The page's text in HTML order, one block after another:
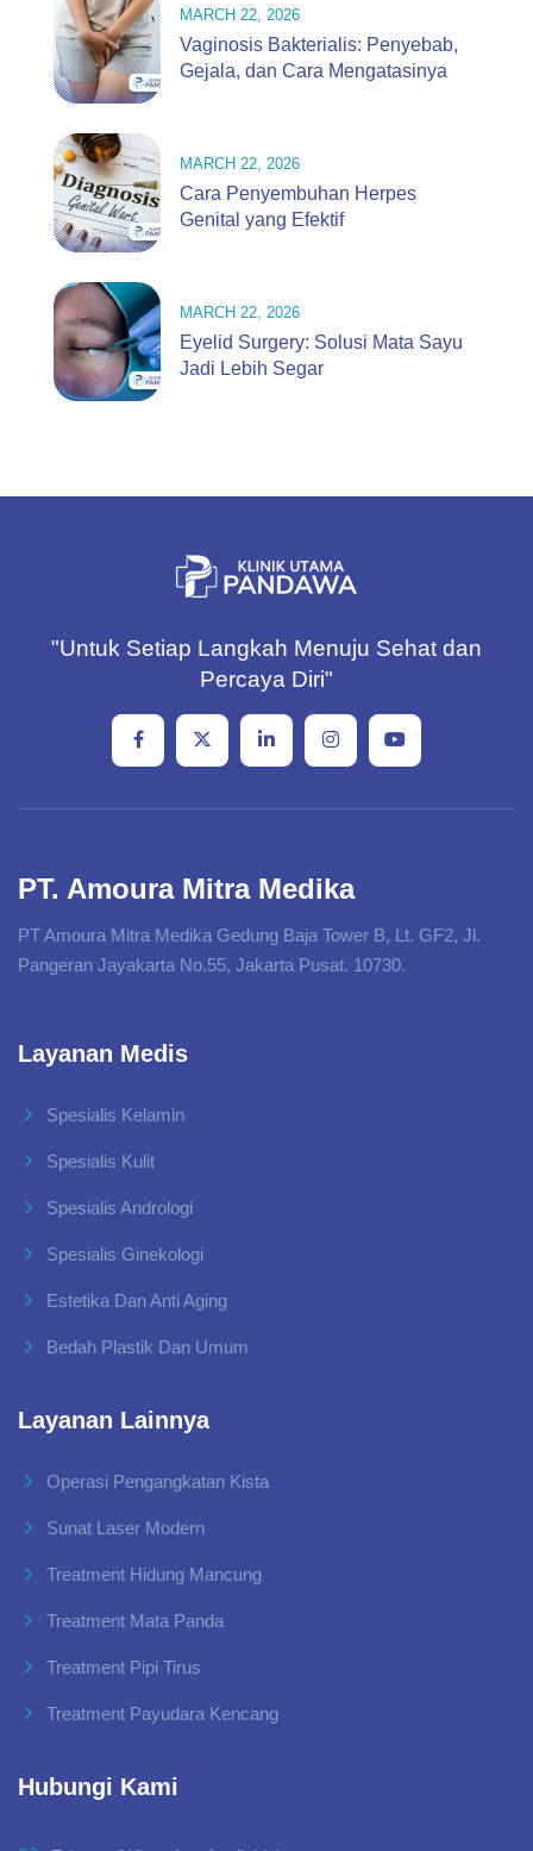
MARCH 22, 2026
Vaginosis Bakterialis: Penyebab,
Gejala, dan Cara Mengatasinya
MARCH 22, 2026
Cara Penyembuhan Herpes
Genital yang Efektif
MARCH 22, 2026
Eyelid Surgery: Solusi Mata Sayu
Jadi Lebih Segar
"Untuk Setiap Langkah Menuju Sehat dan
Percaya Diri"
PT. Amoura Mitra Medika
PT Amoura Mitra Medika Gedung Baja Tower B, Lt. GF2, Jl.
Pangeran Jayakarta No.55, Jakarta Pusat. 10730.
Layanan Medis
Spesialis Kelamin
Spesialis Kulit
Spesialis Andrologi
Spesialis Ginekologi
Estetika Dan Anti Aging
Bedah Plastik Dan Umum
Layanan Lainnya
Operasi Pengangkatan Kista
Sunat Laser Modern
Treatment Hidung Mancung
Treatment Mata Panda
Treatment Pipi Tirus
Treatment Payudara Kencang
Hubungi Kami